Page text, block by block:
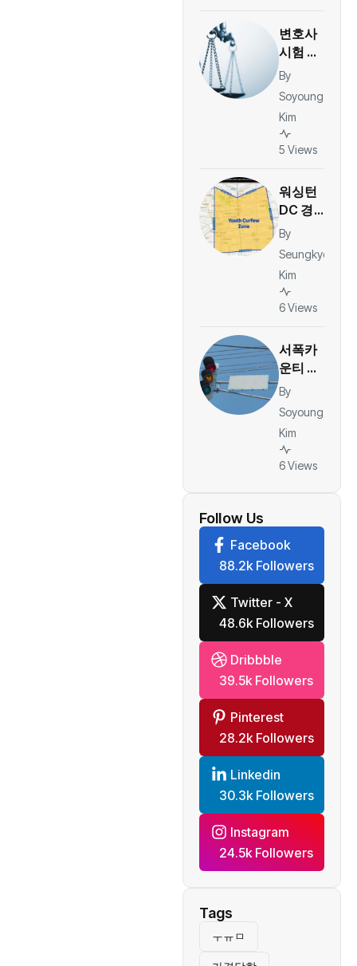
어 경쟁
력 평
가”
변호사
시험 중
쓰러진
한인 여
성, 호
프스트
라대 상
By
Soyoung
Kim
5 Views
워싱턴
DC 경찰
당국, 컬
럼비아
하이츠
주말 ‘청
소년 통
간 대규
모 모임
제한
By
Seungkyo
Kim
6 Views
서폭카
운티 신
호위반
카메라
벌금 일
부 환
급…운
By
Soyoung
Kim
6 Views
Follow Us
Facebook
88.2k Followers
Twitter - X
48.6k Followers
Dribbble
39.5k Followers
Pinterest
28.2k Followers
Linkedin
30.3k Followers
Instagram
24.5k Followers
Tags
ㅜㅠㅁ